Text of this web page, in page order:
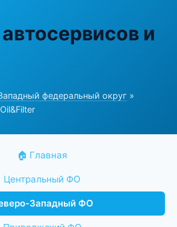
и
федеральный округ »
🏠 Главная
Центральный ФО
Западный ФО